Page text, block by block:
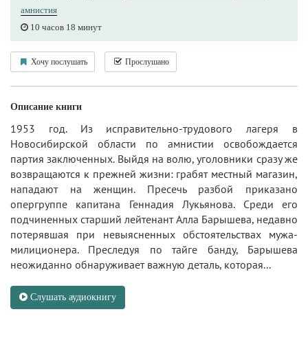
амнистия
10 часов 18 минут
Хочу послушать Прослушано
Описание книги
1953 год. Из исправительно-трудового лагеря в
Новосибирской области по амнистии освобождается
партия заключенных. Выйдя на волю, уголовники сразу же
возвращаются к прежней жизни: грабят местный магазин,
нападают на женщин. Пресечь разбой приказано
опергруппе капитана Геннадия Лукьянова. Среди его
подчиненных старший лейтенант Алла Барышева, недавно
потерявшая при невыясненных обстоятельствах мужа-
милиционера. Преследуя по тайге банду, Барышева
неожиданно обнаруживает важную деталь, которая...
Слушать аудиокнигу